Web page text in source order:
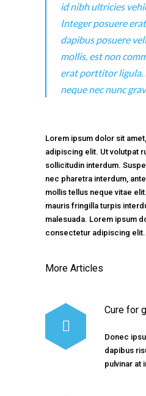
id nibh ultricies
Integer posuere
dapibus posuere
mollis, est non
erat porttitor ligula.
neque nec nunc
Lorem ipsum dolor sit
adipiscing elit. Ut volutpat
sollicitudin interdum.
nec pharetra interdum,
mollis tellus neque vitae
mauris fringilla turpis
malesuada. Lorem ipsum
consectetur adipiscing elit.
More Articles
Cure for
Donec
dapibus
pulvinar at